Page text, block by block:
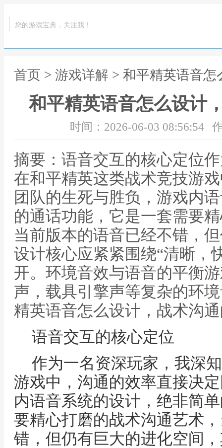
您的游戏宝典，关注我！
首页 > 游戏详解 > 和平精英语音
和平精英语音怎么设计
时间：2026-06-03 08:56:54
摘要：语音交互的核心定位
在和平精英这类战术竞技游
团队的生死与胜负，游戏内
的通话功能，它是一套需要
当前版本的语音已经不错，
设计核心应紧紧围绕“清晰，
开。环境音效与语音的平衡
声，载具引擎声等复杂的环
精英语音怎么设计，战术沟
语音交互的核心定位
作为一名资深玩家，我深
游戏中，沟通的效率直接决
内语音系统的设计，绝非简
要精心打磨的战术沟通艺术
错，但仍有巨大的进化空间